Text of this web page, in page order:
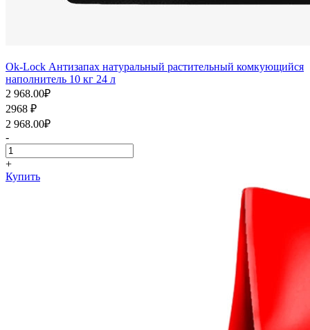
Ok-Lock Антизапах натуральный растительный комкующийся
наполнитель 10 кг 24 л
2 968.00₽
2968 ₽
2 968.00₽
-
+
Купить